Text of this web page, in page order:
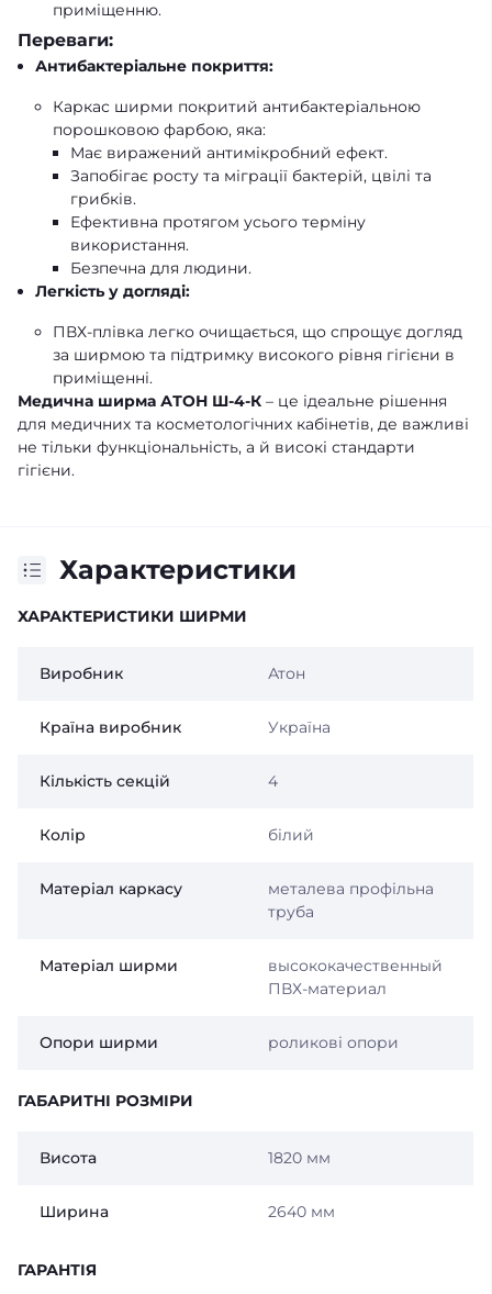
приміщенню.
Переваги:
Антибактеріальне покриття:
Каркас ширми покритий антибактеріальною
порошковою фарбою, яка:
Має виражений антимікробний ефект.
Запобігає росту та міграції бактерій, цвілі та
грибків.
Ефективна протягом усього терміну
використання.
Безпечна для людини.
Легкість у догляді:
ПВХ-плівка легко очищається, що спрощує догляд
за ширмою та підтримку високого рівня гігієни в
приміщенні.
Медична ширма АТОН Ш-4-К – це ідеальне рішення
для медичних та косметологічних кабінетів, де важливі
не тільки функціональність, а й високі стандарти
гігієни.
Характеристики
ХАРАКТЕРИСТИКИ ШИРМИ
Виробник Атон
Країна виробник Україна
Кількість секцій 4
Колір білий
Матеріал каркасу
металева профільна
труба
Матеріал ширми
высококачественный
ПВХ-материал
Опори ширми роликові опори
ГАБАРИТНІ РОЗМІРИ
Висота 1820 мм
Ширина 2640 мм
ГАРАНТІЯ